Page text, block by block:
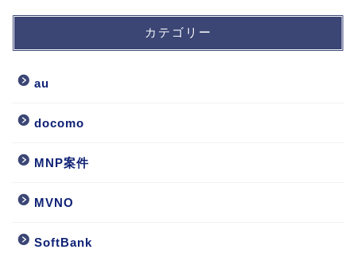
カテゴリー
au
docomo
MNP案件
MVNO
SoftBank